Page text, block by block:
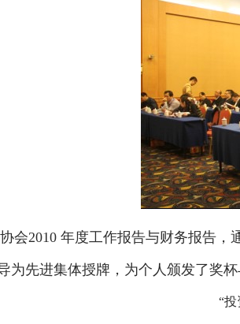
会2010 年度工作报告与财务报告，
为先进集体授牌，为个人颁发了奖杯
“